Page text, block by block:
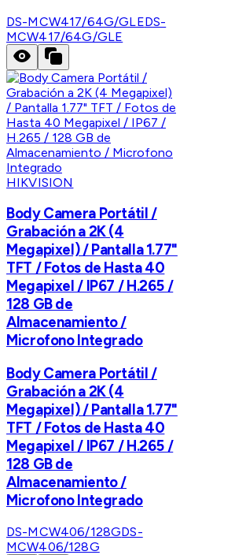
DS-MCW417/64G/GLEDS-
MCW417/64G/GLE
HIKVISION
Body Camera Portátil /
Grabación a 2K (4
Megapixel) / Pantalla 1.77"
TFT / Fotos de Hasta 40
Megapixel / IP67 / H.265 /
128 GB de
Almacenamiento /
Microfono Integrado
Body Camera Portátil /
Grabación a 2K (4
Megapixel) / Pantalla 1.77"
TFT / Fotos de Hasta 40
Megapixel / IP67 / H.265 /
128 GB de
Almacenamiento /
Microfono Integrado
DS-MCW406/128GDS-
MCW406/128G